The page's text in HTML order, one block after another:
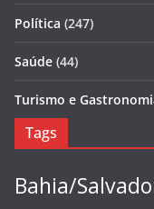
Política (247)
Saúde (44)
Turismo e
Tags
Bahia/